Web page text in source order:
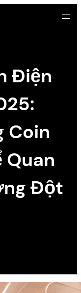
Điện
Coin
Quan
Đột